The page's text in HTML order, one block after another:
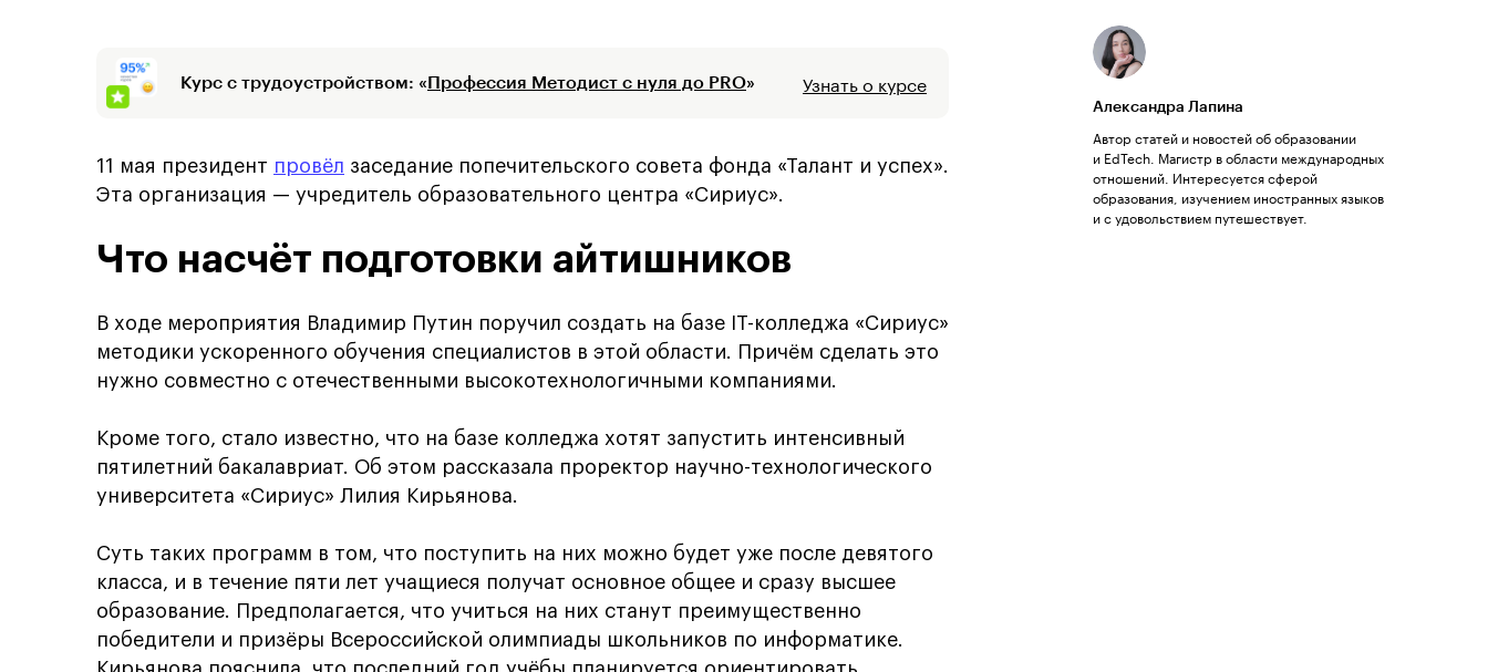
Александра Лапина
Автор статей и новостей об образовании
и EdTech. Магистр в области международных
отношений. Интересуется сферой
образования, изучением иностранных языков
и с удовольствием путешествует.
Курс с трудоустройством: « Профессия Методист с нуля до PRO» Узнать о курсе
11 мая президент провёл заседание попечительского совета фонда «Талант и успех».
Эта организация — учредитель образовательного центра «Сириус».
Что насчёт подготовки айтишников
В ходе мероприятия Владимир Путин поручил создать на базе IT-колледжа «Сириус»
методики ускоренного обучения специалистов в этой области. Причём сделать это
нужно совместно с отечественными высокотехнологичными компаниями.
Кроме того, стало известно, что на базе колледжа хотят запустить интенсивный
пятилетний бакалавриат. Об этом рассказала проректор научно-технологического
университета «Сириус» Лилия Кирьянова.
Суть таких программ в том, что поступить на них можно будет уже после девятого
класса, и в течение пяти лет учащиеся получат основное общее и сразу высшее
образование. Предполагается, что учиться на них станут преимущественно
победители и призёры Всероссийской олимпиады школьников по информатике.